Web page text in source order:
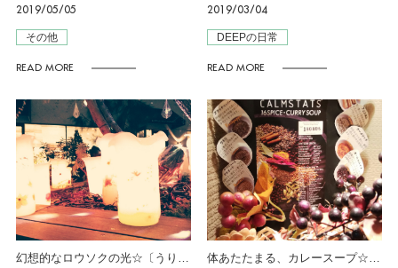
2019/05/05
その他
READ MORE
2019/03/04
DEEPの日常
READ MORE